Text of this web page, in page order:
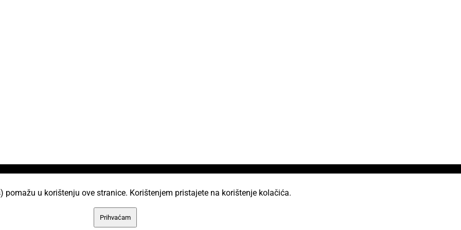
pomažu u korištenju ove stranice. Korištenjem pristajete na korištenje kolačića.
Prihvaćam